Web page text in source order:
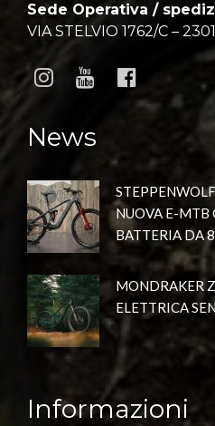
Sede Operativa /
VIA STELVIO 1762/C –
News
NUOVA E-MTB
BATTERIA DA
MONDRAKER
ELETTRICA
Informazioni